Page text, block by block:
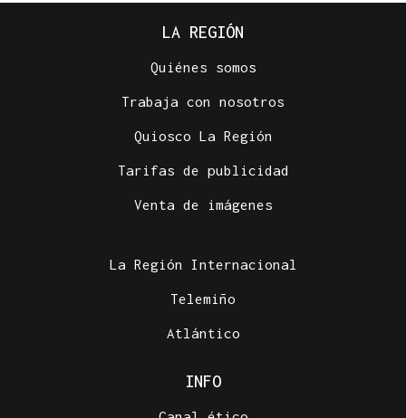
LA REGIÓN
Quiénes somos
Trabaja con nosotros
Quiosco La Región
Tarifas de publicidad
Venta de imágenes
La Región Internacional
Telemiño
Atlántico
INFO